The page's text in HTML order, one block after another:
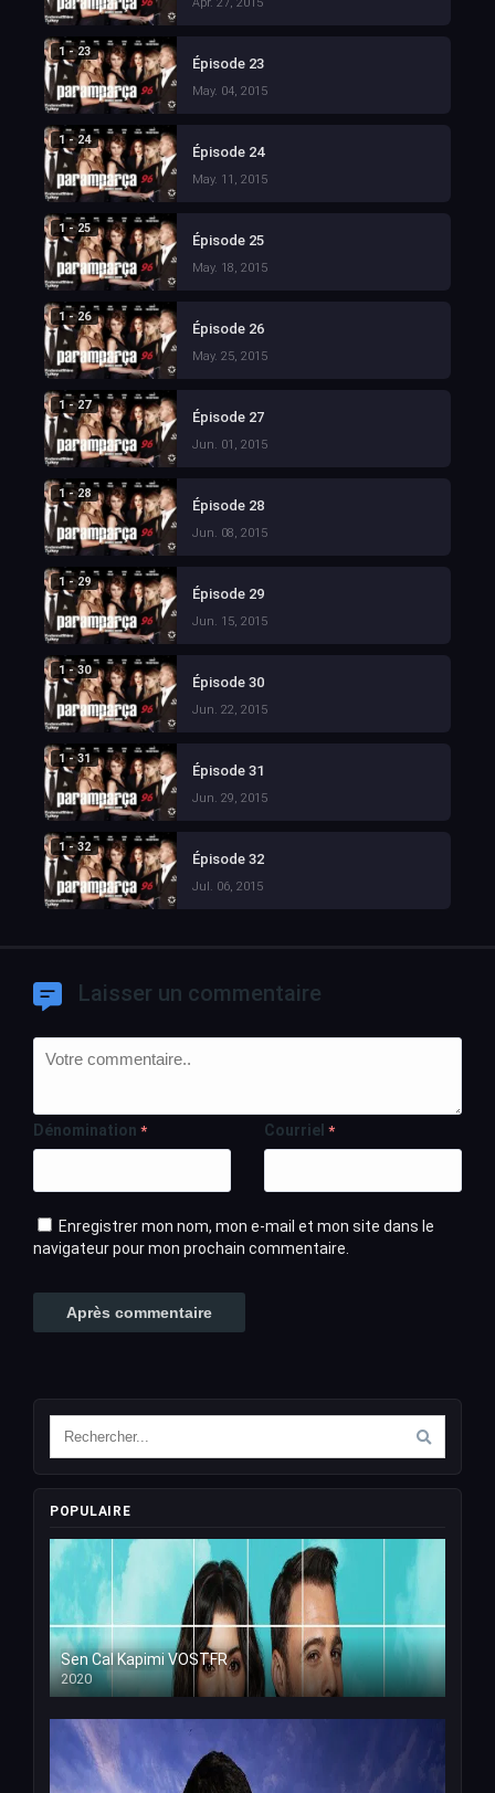
1 - 23
Épisode 23
May. 04, 2015
1 - 24
Épisode 24
May. 11, 2015
1 - 25
Épisode 25
May. 18, 2015
1 - 26
Épisode 26
May. 25, 2015
1 - 27
Épisode 27
Jun. 01, 2015
1 - 28
Épisode 28
Jun. 08, 2015
1 - 29
Épisode 29
Jun. 15, 2015
1 - 30
Épisode 30
Jun. 22, 2015
1 - 31
Épisode 31
Jun. 29, 2015
1 - 32
Épisode 32
Jul. 06, 2015
Laisser un commentaire
Dénomination * Courriel *
Enregistrer mon nom, mon e-mail et mon site dans le
navigateur pour mon prochain commentaire.
POPULAIRE
Sen Cal Kapimi VOSTFR
2020